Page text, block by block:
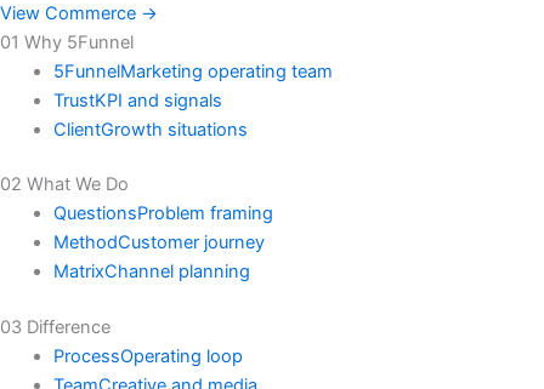
View Commerce →
01 Why 5Funnel
5FunnelMarketing operating team
TrustKPI and signals
ClientGrowth situations
02 What We Do
QuestionsProblem framing
MethodCustomer journey
MatrixChannel planning
03 Difference
ProcessOperating loop